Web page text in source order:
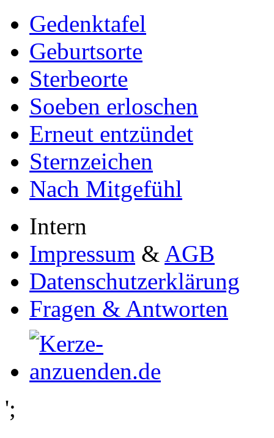
Gedenktafel
Geburtsorte
Sterbeorte
Soeben erloschen
Erneut entzündet
Sternzeichen
Nach Mitgefühl
Intern
Impressum & AGB
Datenschutzerklärung
Fragen & Antworten
';